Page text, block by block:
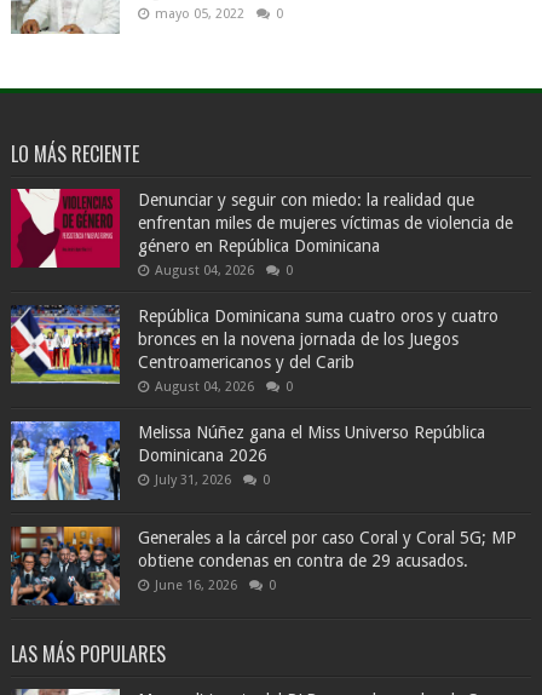
mayo 05, 2022 0
LO MÁS RECIENTE
Denunciar y seguir con miedo: la realidad que
enfrentan miles de mujeres víctimas de violencia de
género en República Dominicana
August 04, 2026 0
República Dominicana suma cuatro oros y cuatro
bronces en la novena jornada de los Juegos
Centroamericanos y del Carib
August 04, 2026 0
Melissa Núñez gana el Miss Universo República
Dominicana 2026
July 31, 2026 0
Generales a la cárcel por caso Coral y Coral 5G; MP
obtiene condenas en contra de 29 acusados.
June 16, 2026 0
LAS MÁS POPULARES